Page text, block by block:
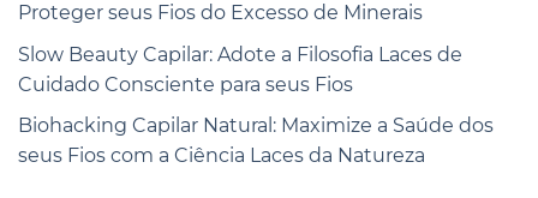
Proteger seus Fios do Excesso de Minerais
Slow Beauty Capilar: Adote a Filosofia Laces de
Cuidado Consciente para seus Fios
Biohacking Capilar Natural: Maximize a Saúde dos
seus Fios com a Ciência Laces da Natureza